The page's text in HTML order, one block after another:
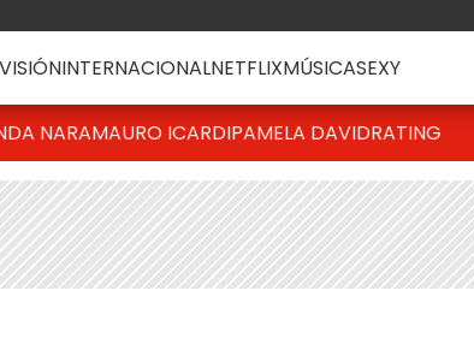
INTERNACIONALNETFLIXMÚSICASEXY
NARAMAURO ICARDIPAMELA DAVIDRATING